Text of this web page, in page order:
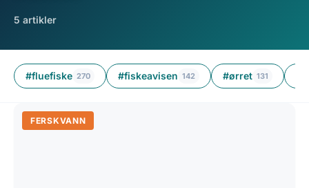
5 artikler
#fluefiske 270 #fiskeavisen 142 #ørret 131
FERSKVANN